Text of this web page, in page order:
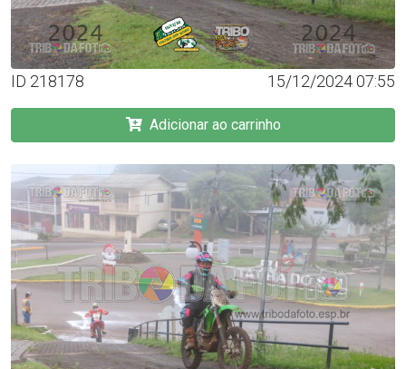
ID 218178 15/12/2024 07:55
Adicionar ao carrinho